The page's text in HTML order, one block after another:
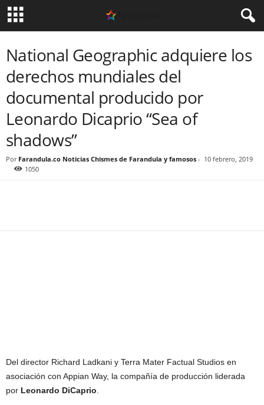
National Geographic adquiere los
derechos mundiales del
documental producido por
Leonardo Dicaprio “Sea of
shadows”
Por Farandula.co Noticias Chismes de Farandula y famosos - 10 febrero, 2019
1050
Del director Richard Ladkani y Terra Mater Factual Studios en
asociación con Appian Way, la compañía de producción liderada
por Leonardo DiCaprio